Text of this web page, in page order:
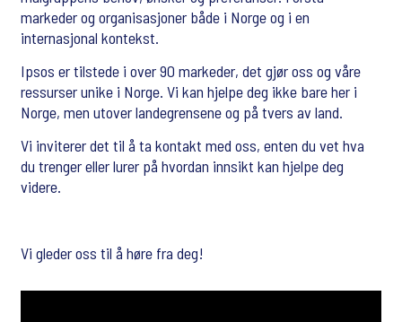
markeder og organisasjoner både i Norge og i en
internasjonal kontekst.
Ipsos er tilstede i over 90 markeder, det gjør oss og våre
ressurser unike i Norge. Vi kan hjelpe deg ikke bare her i
Norge, men utover landegrensene og på tvers av land.
Vi inviterer det til å ta kontakt med oss, enten du vet hva
du trenger eller lurer på hvordan innsikt kan hjelpe deg
videre.
Vi gleder oss til å høre fra deg!